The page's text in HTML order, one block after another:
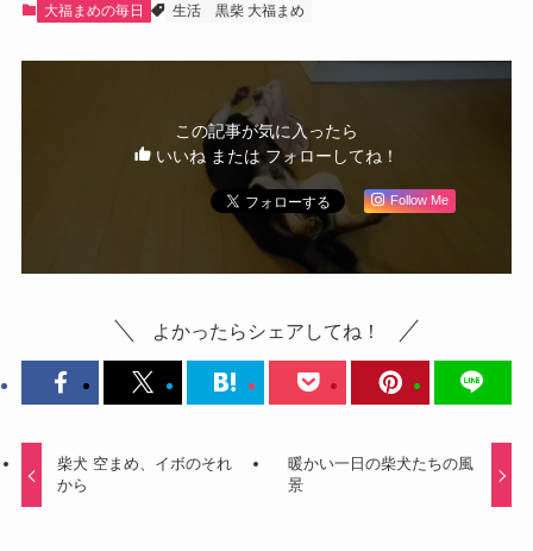
大福まめの毎日 生活 黒柴 大福まめ
この記事が気に入ったら
いいね または フォローしてね！
Follow Me
よかったらシェアしてね！
柴犬 空まめ、イボのそれ
から
暖かい一日の柴犬たちの風
景